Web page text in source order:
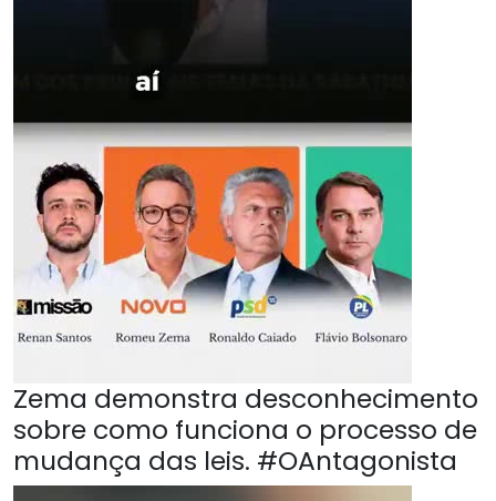
Zema demonstra desconhecimento
sobre como funciona o processo de
mudança das leis. #OAntagonista